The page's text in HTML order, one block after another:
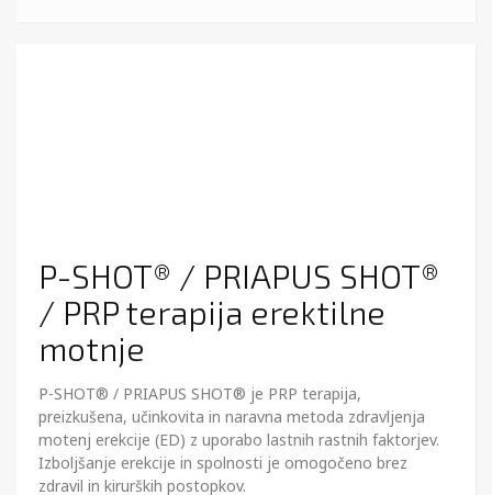
P-SHOT® / PRIAPUS SHOT®
/ PRP terapija erektilne
motnje
P-SHOT® / PRIAPUS SHOT® je PRP terapija,
preizkušena, učinkovita in naravna metoda zdravljenja
motenj erekcije (ED) z uporabo lastnih rastnih faktorjev.
Izboljšanje erekcije in spolnosti je omogočeno brez
zdravil in kirurških postopkov.